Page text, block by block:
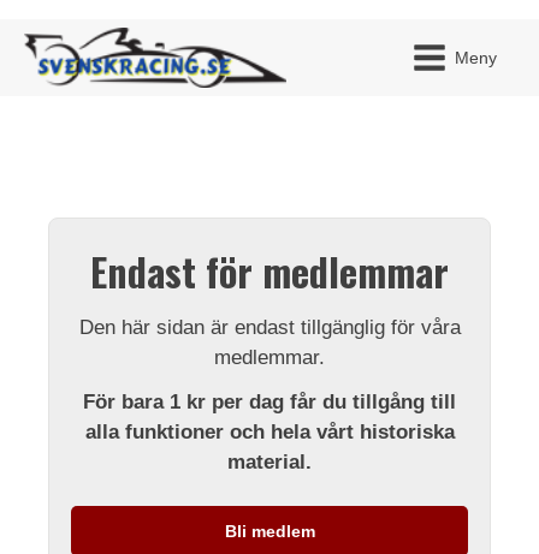
Meny
Endast för medlemmar
Den här sidan är endast tillgänglig för våra
medlemmar.
För bara 1 kr per dag får du tillgång till
alla funktioner och hela vårt historiska
material.
Bli medlem